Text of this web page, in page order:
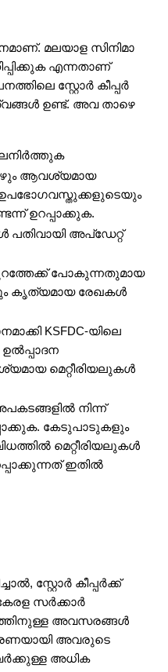
മലയാള സിനിമാ
എന്നതാണ്
സ്റ്റോർ കീപ്പർ
ഉണ്ട്. അവ താഴെ
ആവശ്യമായ
ഉപഭോഗവസ്തുക്കളുടെയും
ഉറപ്പാക്കുക.
പതിവായി അപ്ഡേറ്റ്
പോകുന്നതുമായ
കൃത്യമായ രേഖകൾ
KSFDC-യിലെ
മെറ്റീരിയലുകൾ
നിന്ന്
കേടുപാടുകളും
മെറ്റീരിയലുകൾ
ഇതിൽ
സ്റ്റോർ കീപ്പർക്ക്
സർക്കാർ
അവസരങ്ങൾ
അവരുടെ
അധിക